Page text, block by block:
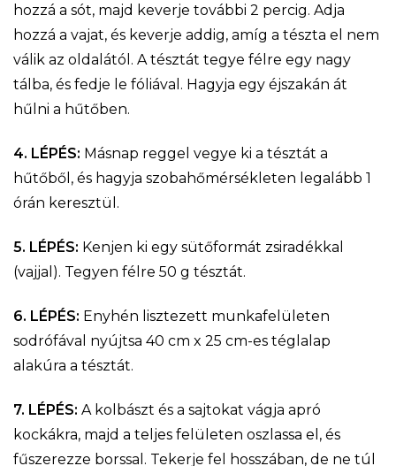
hozzá a sót, majd keverje további 2 percig. Adja
hozzá a vajat, és keverje addig, amíg a tészta el nem
válik az oldalától. A tésztát tegye félre egy nagy
tálba, és fedje le fóliával. Hagyja egy éjszakán át
hűlni a hűtőben.
4. LÉPÉS: Másnap reggel vegye ki a tésztát a
hűtőből, és hagyja szobahőmérsékleten legalább 1
órán keresztül.
5. LÉPÉS: Kenjen ki egy sütőformát zsiradékkal
(vajjal). Tegyen félre 50 g tésztát.
6. LÉPÉS: Enyhén lisztezett munkafelületen
sodrófával nyújtsa 40 cm x 25 cm-es téglalap
alakúra a tésztát.
7. LÉPÉS: A kolbászt és a sajtokat vágja apró
kockákra, majd a teljes felületen oszlassa el, és
fűszerezze borssal. Tekerje fel hosszában, de ne túl